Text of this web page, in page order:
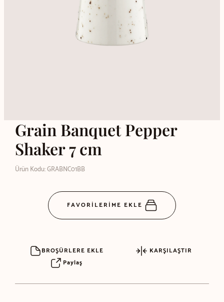
Grain Banquet Pepper
Shaker 7 cm
Ürün Kodu: GRABNC01BB
FAVORİLERİME EKLE
BROŞÜRLERE EKLE
KARŞILAŞTIR
Paylaş